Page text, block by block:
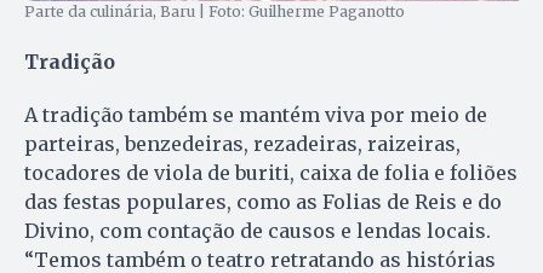
Parte da culinária, Baru | Foto: Guilherme Paganotto
Tradição
A tradição também se mantém viva por meio de
parteiras, benzedeiras, rezadeiras, raizeiras,
tocadores de viola de buriti, caixa de folia e foliões
das festas populares, como as Folias de Reis e do
Divino, com contação de causos e lendas locais.
“Temos também o teatro retratando as histórias